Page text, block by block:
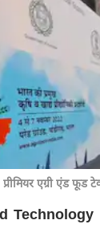
एग्री एंड फूड
Technology